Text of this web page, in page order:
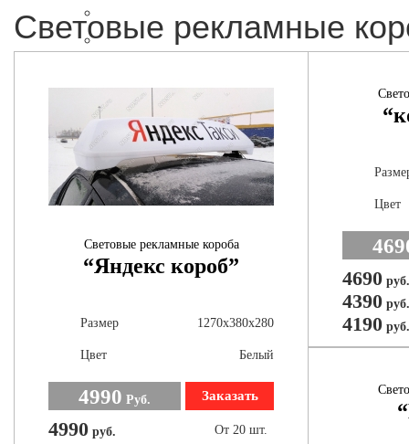
Световые рекламные
Световые рекламные короба
“Яндекс короб”
Размер 1270х380х280
Цвет Белый
4990 Руб. Заказать
4990 руб.
От 20 шт.
Цвет
4690
4390
4190